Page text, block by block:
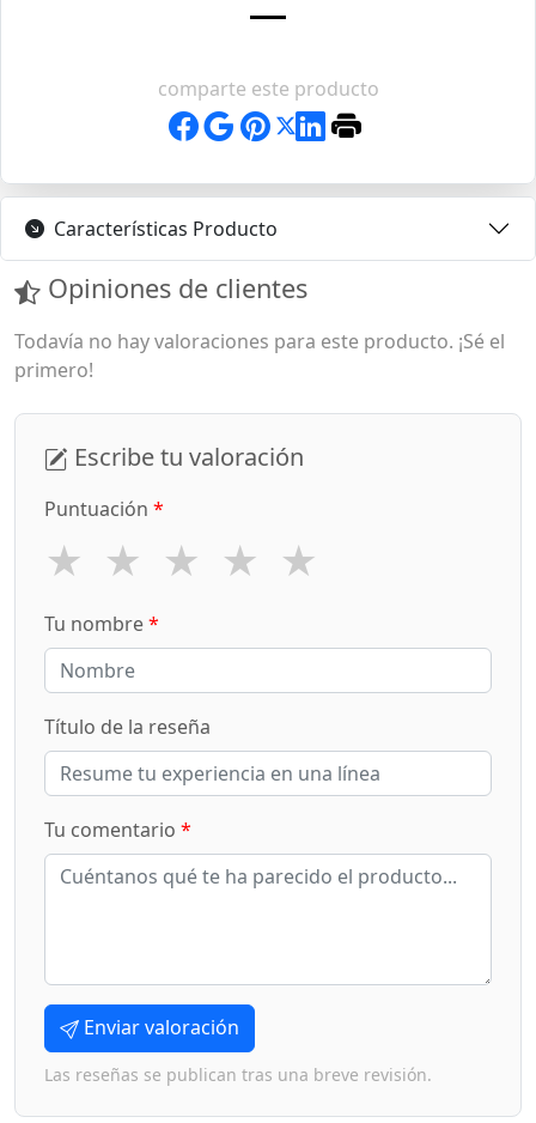
comparte este producto
Características Producto
Opiniones de clientes
Todavía no hay valoraciones para este producto. ¡Sé el
primero!
Escribe tu valoración
Puntuación *
★ ★ ★ ★ ★
Tu nombre*
Título de la reseña
Tu comentario *
Enviar valoración
Las reseñas se publican tras una breve revisión.